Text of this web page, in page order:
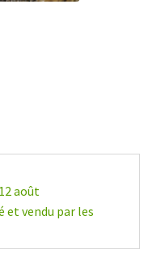
août
et vendu par les